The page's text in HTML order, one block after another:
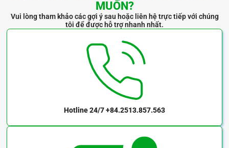
MUỐN?
Vui lòng tham khảo các gợi ý sau hoặc liên hệ trực tiếp với chúng
tôi để được hỗ trợ nhanh nhất.
Hotline 24/7+84.2513.857.563